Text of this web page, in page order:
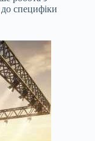
специфіки